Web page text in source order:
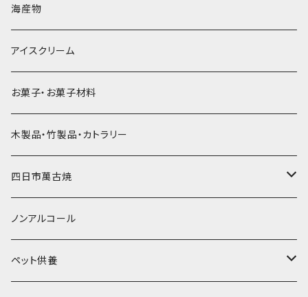
氷河の氷
氷アイテム
無添加瓶シロップ
発泡スチロール無地-使い捨て
発泡スチロールプリント柄
かき氷スプーン・スプーンストロー
プラスチック・スプーン
プラスチック・スプーンストロー
コンデンスミルク・練乳・あんこ
かき氷セット
その他かき氷用品
ドライアイス5ｋｇ
ドライアイス8ｋｇ
ドライアイス10ｋｇ
ドライアイス15ｋｇ
ドライアイス20ｋｇ
ドライアイス25ｋｇ
ビール・グラス
タンブラー
かき氷器
肉まん・あんまん
パスタ・スパゲッティ
惣菜
海産物
アイスクリーム
お菓子・お菓子材料
木製品・竹製品・カトラリー
四日市萬古焼
土鍋・土釜
一般土鍋
皿・椀・丼・小物
ノンアルコール
ペット供養